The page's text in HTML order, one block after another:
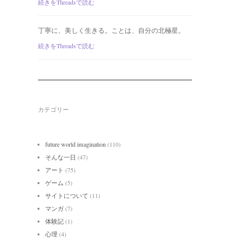
続きをThreadsで読む
丁寧に、美しく生きる。ことは、自分の北極星。
続きをThreadsで読む
カテゴリー
future world imagination(110)
そんな一日 (47)
アート (75)
ゲーム (5)
サイトについて (11)
マンガ(7)
体験記(1)
心理 (4)